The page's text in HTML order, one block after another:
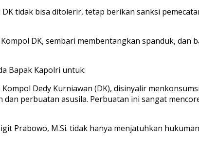
tidak bisa ditolerir, tetap berikan sanksi
DK, sembari membentangkan spanduk,
Bapak Kapolri untuk:
Dedy Kurniawan (DK), disinyalir
perbuatan asusila. Perbuatan ini sangat
Prabowo, M.Si. tidak hanya menjatuhkan